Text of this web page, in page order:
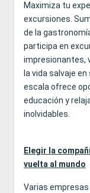
Maximiza tu
excursiones.
de la
participa en
impresionantes,
la vida salvaje
escala ofrece
educación y
inolvidables.
Elegir la
vuelta al mundo
Varias